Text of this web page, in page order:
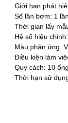
Giới hạn phát
Số lần bơm: 1
Thời gian lấy
Hệ số hiệu chỉnh:
Màu phản ứng:
Điều kiện làm
Quy cách: 10
Thời hạn sử